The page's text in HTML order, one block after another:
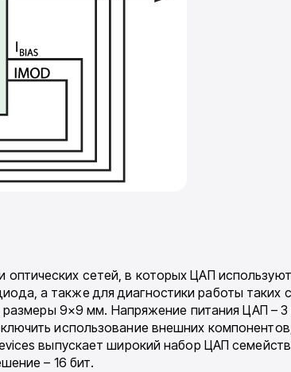
сетей, в которых ЦАП
а также для диагностики работы таких
размеры 9×9 мм. Напряже­ние питания ЦАП – 3
использование внешних
выпускает широ­кий набор ЦАП
– 16 бит.